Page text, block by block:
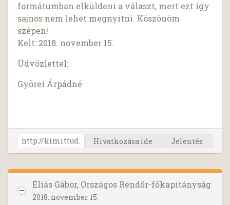
formátumban elküldeni a választ, mert ezt így
sajnos nem lehet megnyitni. Köszönöm
szépen!
Kelt: 2018. november 15.
Üdvözlettel:
Györei Árpádné
Hivatkozása ide Jelentés
Éliás Gábor, Országos Rendőr-főkapitányság
2018. november 15.